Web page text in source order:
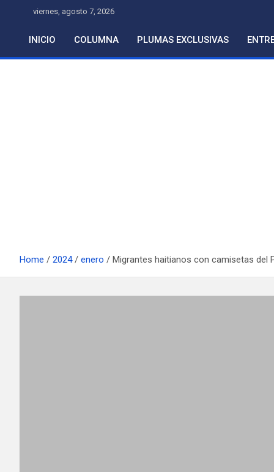
content
viernes, agosto 7, 2026
INICIO COLUMNA PLUMAS EXCLUSIVAS
Home 2024 enero Migrantes haitianos con camisetas del